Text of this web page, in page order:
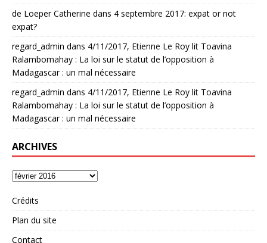
de Loeper Catherine dans 4 septembre 2017: expat or not
expat?
regard_admin dans 4/11/2017, Etienne Le Roy lit Toavina
Ralambomahay : La loi sur le statut de l’opposition à
Madagascar : un mal nécessaire
regard_admin dans 4/11/2017, Etienne Le Roy lit Toavina
Ralambomahay : La loi sur le statut de l’opposition à
Madagascar : un mal nécessaire
ARCHIVES
Crédits
Plan du site
Contact